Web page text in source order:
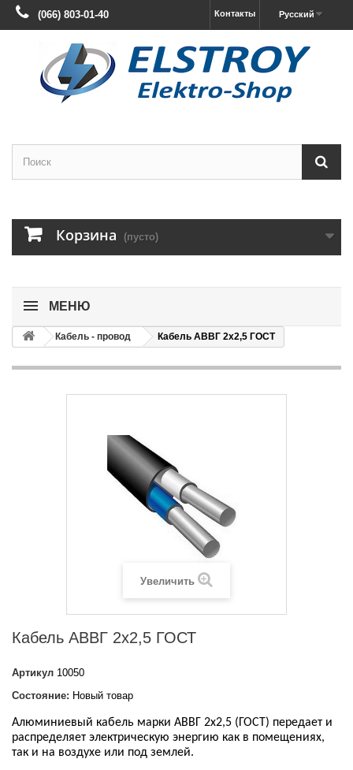
Русский
Контакты
(066) 803-01-40
Корзина (пусто)
МЕНЮ
Кабель - провод Кабель АВВГ 2х2,5 ГОСТ
Увеличить
Кабель АВВГ 2х2,5 ГОСТ
Артикул 10050
Состояние: Новый товар
Алюминиевый кабель марки АВВГ 2х2,5 (ГОСТ) передает и
распределяет электрическую энергию как в помещениях,
так и на воздухе или под землей.